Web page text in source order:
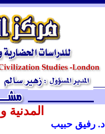
المدنية
د. رفيق حبيب